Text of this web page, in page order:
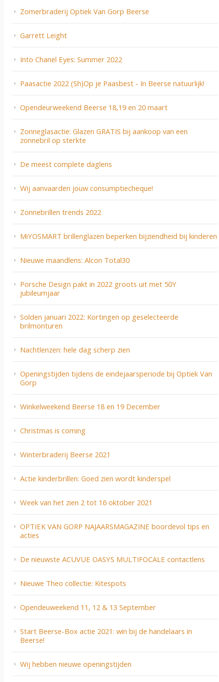
Zomerbraderij Optiek Van Gorp Beerse
Garrett Leight
Into Chanel Eyes: Summer 2022
Paasactie 2022 (Sh)Op je Paasbest - In Beerse natuurlijk!
Opendeurweekend Beerse 18,19 en 20 maart
Zonneglasactie: Glazen GRATIS bij aankoop van een
zonnebril op sterkte
De meest complete daglens
Wij aanvaarden jouw consumptiecheque!
Zonnebrillen trends 2022
MiYOSMART brillenglazen beperken bijziendheid bij kinderen
Nieuwe maandlens: Alcon Total30
Porsche Design pakt in 2022 groots uit met 50Y
jubileumjaar
Solden januari 2022: Kortingen op geselecteerde
brilmonturen
Nachtlenzen: hele dag scherp zien
Openingstijden tijdens de eindejaarsperiode bij Optiek Van
Gorp
Winkelweekend Beerse 18 en 19 December
Christmas is coming
Winterbraderij Beerse 2021
Actie kinderbrillen: Goed zien wordt kinderspel
Week van het zien 2 tot 16 oktober 2021
OPTIEK VAN GORP NAJAARSMAGAZINE boordevol tips en
acties
De nieuwste ACUVUE OASYS MULTIFOCALE contactlens
Nieuwe Theo collectie: Kitespots
Opendeuweekend 11, 12 & 13 September
Start Beerse-Box actie 2021: win bij de handelaars in
Beerse!
Wij hebben nieuwe openingstijden